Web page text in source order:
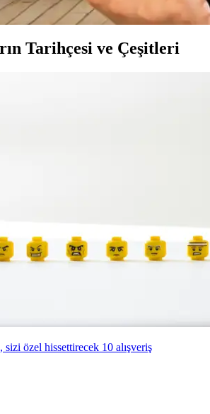
bulunan ve doğa ile insan faaliyetlerinin
Tarihçesi ve Çeşitleri
sizi özel hissettirecek 10 alışveriş